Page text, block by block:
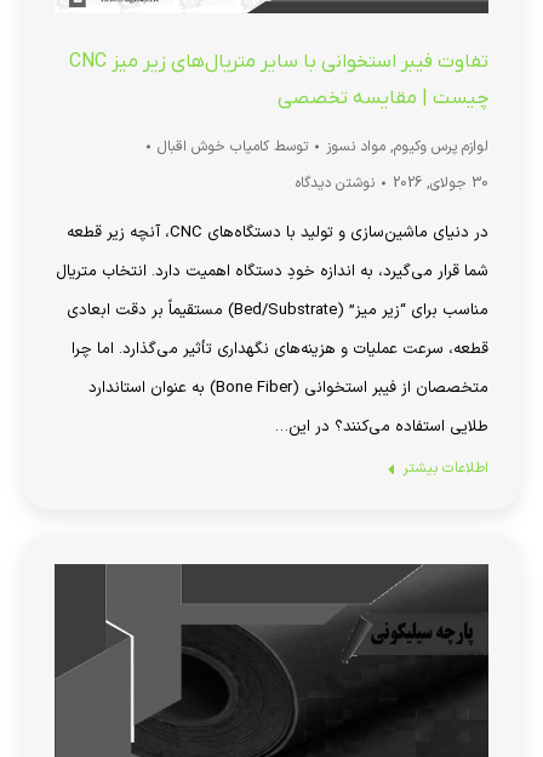
تفاوت فیبر استخوانی با سایر متریال‌های زیر میز CNC
چیست | مقایسه تخصصی
لوازم پرس وکیوم, مواد نسوز توسط کامیاب خوش اقبال
30 جولای, 2026
نوشتن دیدگاه
در دنیای ماشین‌سازی و تولید با دستگاه‌های CNC، آنچه زیر قطعه
شما قرار می‌گیرد، به اندازه خودِ دستگاه اهمیت دارد. انتخاب متریال
مناسب برای “زیر میز” (Bed/Substrate) مستقیماً بر دقت ابعادی
قطعه، سرعت عملیات و هزینه‌های نگهداری تأثیر می‌گذارد. اما چرا
متخصصان از فیبر استخوانی (Bone Fiber) به عنوان استاندارد
طلایی استفاده می‌کنند؟ در این…
اطلاعات بیشتر